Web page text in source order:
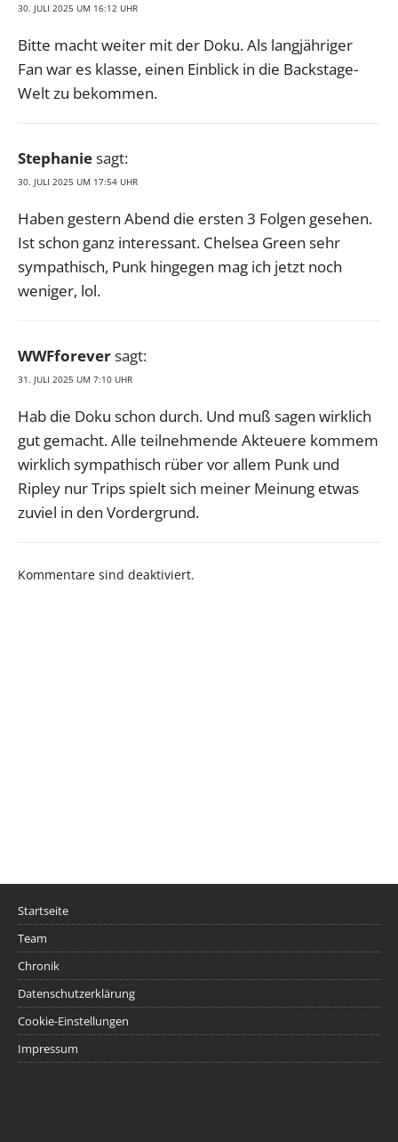
30. JULI 2025 UM 16:12 UHR
Bitte macht weiter mit der Doku. Als langjähriger
Fan war es klasse, einen Einblick in die Backstage-
Welt zu bekommen.
Stephaniesagt:
30. JULI 2025 UM 17:54 UHR
Haben gestern Abend die ersten 3 Folgen gesehen.
Ist schon ganz interessant. Chelsea Green sehr
sympathisch, Punk hingegen mag ich jetzt noch
weniger, lol.
WWFforeversagt:
31. JULI 2025 UM 7:10 UHR
Hab die Doku schon durch. Und muß sagen wirklich
gut gemacht. Alle teilnehmende Akteuere kommem
wirklich sympathisch rüber vor allem Punk und
Ripley nur Trips spielt sich meiner Meinung etwas
zuviel in den Vordergrund.
Kommentare sind deaktiviert.
Startseite
Team
Chronik
Datenschutzerklärung
Cookie-Einstellungen
Impressum